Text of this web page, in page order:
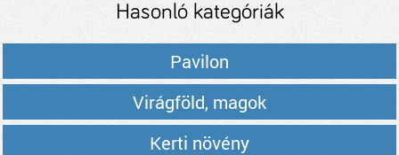
Hasonló kategóriák
Pavilon
Virágföld, magok
Kerti növény